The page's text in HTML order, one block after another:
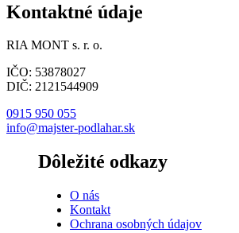
Kontaktné údaje
RIA MONT s. r. o.
IČO: 53878027
DIČ: 2121544909
0915 950 055
info@majster-podlahar.sk
Dôležité odkazy
O nás
Kontakt
Ochrana osobných údajov